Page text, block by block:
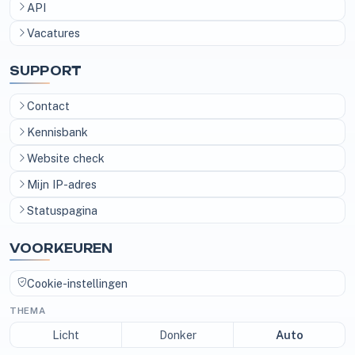
API
Vacatures
SUPPORT
Contact
Kennisbank
Website check
Mijn IP-adres
Statuspagina
VOORKEUREN
Cookie-instellingen
THEMA
Licht Donker Auto